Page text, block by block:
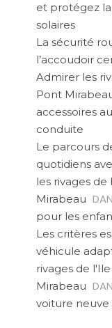
et protégez
solaires
La sécurité
l’accoudoir
Admirer les
Pont
accessoires
conduite
Le parcours
quotidiens
les rivages
Mirabeau
pour les
Les critères
véhicule
rivages de
Mirabeau
voiture neuve